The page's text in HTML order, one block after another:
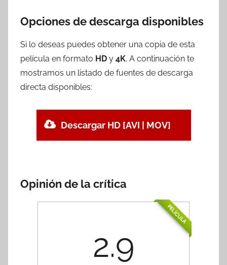
Opciones de descarga disponibles
Si lo deseas puedes obtener una copia de esta
película en formato HD y 4K. A continuación te
mostramos un listado de fuentes de descarga
directa disponibles:
Descargar HD [AVI | MOV]
Opinión de la crítica
PELÍCULA
2.9